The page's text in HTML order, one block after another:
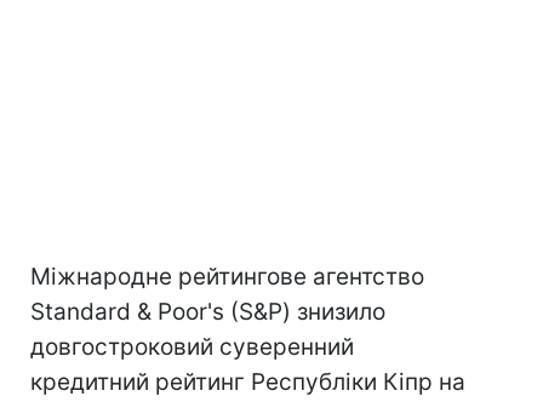
Міжнародне рейтингове агентство
Standard & Poor's (S&Р) знизило
довгостроковий суверенний
кредитний рейтинг Республіки Кіпр на